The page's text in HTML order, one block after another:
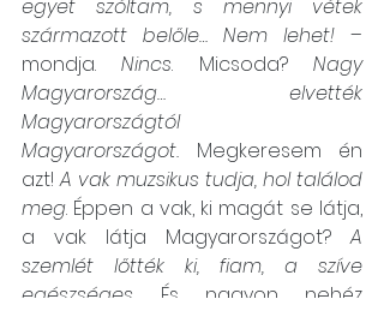
egyet szóltam, s mennyi vétek
származott belőle… Nem lehet! –
mondja. Nincs. Micsoda? Nagy
Magyarország… elvették
Magyarországtól
Magyarországot. Megkeresem én
azt! A vak muzsikus tudja, hol találod
meg. Éppen a vak, ki magát se látja,
a vak látja Magyarországot? A
szemlét lőtték ki, fiam, a szíve
egészséges . És nagyon nehéz